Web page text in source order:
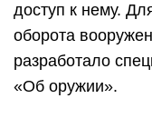
доступ к нему.
оборота
разработало
«Об оружии».